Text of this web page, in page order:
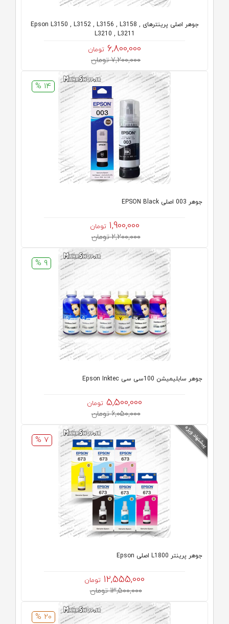
جوهر اصلی پرینترهای Epson L3150 , L3152 , L3156 , L3158 ,
L3210 , L3211
6,800,000 تومان
7,200,000 تومان
14 %
جوهر 003 اصلی EPSON Black
1,900,000 تومان
2,200,000 تومان
9 %
جوهر سابلیمیشن 100سی سی Epson Inktec
5,500,000 تومان
6,050,000 تومان
7 %
جوهر پرینتر L1800 اصلی Epson
12,555,000 تومان
13,500,000 تومان
20 %